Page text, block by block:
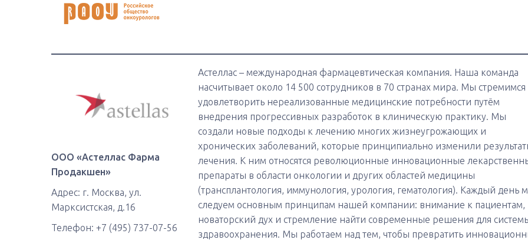
ООО «Астеллас Фарма
Продакшен»
Адрес: г. Москва, ул.
Марксистская, д.16
Телефон: +7 (495) 737-07-56
Астеллас – международная фармацевтическая компания. Наша команда
насчитывает около 14 500 сотрудников в 70 странах мира. Мы стремимся
удовлетворить нереализованные медицинские потребности путём
внедрения прогрессивных разработок в клиническую практику. Мы
создали новые подходы к лечению многих жизнеугрожающих и
хронических заболеваний, которые принципиально изменили
лечения. К ним относятся революционные инновационные
препараты в области онкологии и других областей медицины
(трансплантология, иммунология, урология, гематология). Каждый день
следуем основным принципам нашей компании: внимание к пациентам,
новаторский дух и стремление найти современные решения для
здравоохранения. Мы работаем над тем, чтобы превратить